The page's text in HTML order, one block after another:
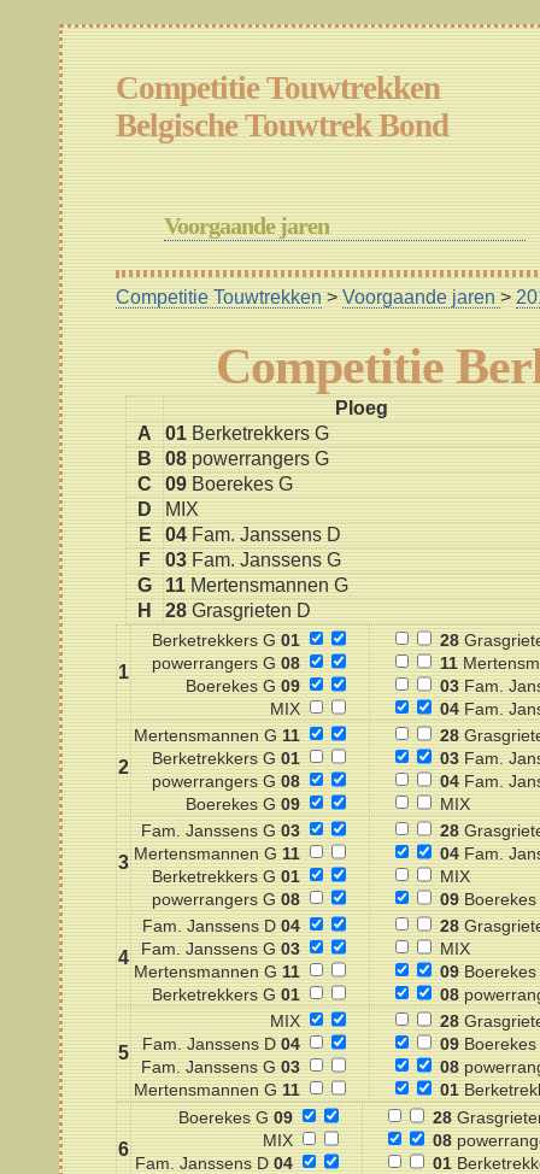
Competitie Touwtrekken
Belgische Touwtrek Bond
Voorgaande jaren
Competitie Touwtrekken >Voorgaande jaren>
Competitie
Ploeg
A
01 Berketrekkers G
B
08 powerrangers G
C
09 Boerekes G
D
MIX
E
04 Fam. Janssens D
F
03 Fam. Janssens G
G
11 Mertensmannen G
H
28 Grasgrieten D
1
Berketrekkers G 01
powerrangers G 08
Boerekes G 09
MIX
28
11
03Fam.
04Fam.
2
Mertensmannen G 11
Berketrekkers G 01
powerrangers G 08
Boerekes G 09
28
03Fam.
04Fam.
MIX
3
Fam. Janssens G 03
Mertensmannen G 11
Berketrekkers G 01
powerrangers G 08
28
04Fam.
MIX
09Boerekes
4
Fam. Janssens D 04
Fam. Janssens G 03
Mertensmannen G 11
Berketrekkers G 01
28
MIX
09Boerekes
08
5
MIX
Fam. Janssens D 04
Fam. Janssens G 03
Mertensmannen G 11
28
09Boerekes
08
01
6
Boerekes G 09
MIX
Fam. Janssens D 04
28
08
01